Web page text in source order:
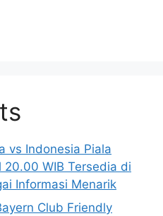
vs Indonesia Piala
20.00 WIB Tersedia di
Informasi Menarik
Club Friendly